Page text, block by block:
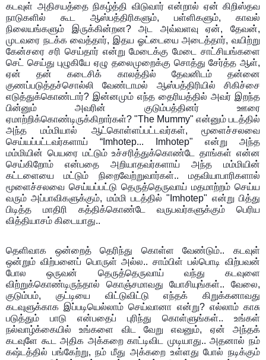
கடவுள் அதிசயத்தை நிகழ்த்தி விடுவார் என்றால் ஏன் கிறிஸ்தவ
நாடுகளில் கூட ஆஸ்பத்திரிகளும், பள்ளிகளும், காவல்
நிலையங்களும் இருக்கின்றன? அட அவ்வளவு ஏன், தேவன்,
முடவரை நடக்க வைத்தார், இதய ஓட்டையை அடைத்தார், வயிற்று
கேன்சரை சரி செய்தார் என்று மேடைக்கு மேடை சாட்சியங்களை
செட் செய்து புழுகியே ஏழு தலைமுறைக்கு சொத்து சேர்த்த ஆள்,
ஏன் தன் கடைசிக் காலத்தில் தேவனிடம் தன்னை
குணப்படுத்தச்சொல்லி வேண்டாமல் ஆஸ்பத்திரியில் சிகிச்சை
எடுத்துக்கொண்டார்? இன்னமும் எந்த தைரியத்தில் அவர் இறந்த
பின்னும் அவரின் குடும்பத்தினர் ஊரை
ஏமாற்றிக்கொண்டிருக்கிறார்கள்? "The Mummy" என்னும் படத்தில்
அந்த மம்மியால் ஆட்கொள்ளப்பட்டவர்கள், மூளைச்சலவை
செய்யப்பட்டவர்களாய் “Imhotep... Imhotep" என்று அந்த
மம்மியின் பெயரை மட்டும் உச்சரித்துக்கொண்டே தாங்கள் என்ன
செய்கிறோம் என்பதை அறியாதவர்களாய் அந்த மம்மியின்
கட்டளையை மட்டும் நிறைவேற்றுவார்கள்.. மதவியாபாரிகளால்
மூளைச்சலவை செய்யப்பட்டு தெருத்தெருவாய் மதமாற்றம் செய்ய
வரும் அப்பாவிகளுக்கும், மம்மி படத்தில் "Imhotep" என்று பித்து
பிடித்த மாதிரி கத்திக்கொண்டே வருபவர்களுக்கும் பெரிய
வித்தியாசம் கிடையாது..
தெளிவாக ஒன்றைத் தெரிந்து கொள்ள வேண்டும்.. கடவுள்
ஒன்றும் விற்பனைப் பொருள் அல்ல.. சாம்பிள் பல்பொடி விற்பவன்
போல ஒருவன் தெருத்தெருவாய் வந்து கடவுளை
விற்றுக்கொண்டிருந்தால் கொஞ்சமாவது யோசியுங்கள்.. வேலை,
குடும்பம், குட்டியை விட்டுவிட்டு எந்தக் கிறுக்கனாவது
கடவுளுக்காக இப்படியெல்லாம் செய்வானா என்று? எல்லாம் காசு
படுத்தும் பாடு என்பதைப் புரிந்து கொள்ளுங்கள்.. உங்கள்
நல்வாழ்க்கையில் உங்களை விட வேறு எவனும், ஏன் அந்தக்
கடவுளே கூட அதிக அக்கறை காட்டிவிட முடியாது.. அதனால் நம்
கஷ்டத்தில் பங்கேற்று, நம் மீது அக்கறை உள்ளது போல் நடிக்கும்